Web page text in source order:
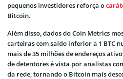
pequenos investidores reforça o
Bitcoin.
Além disso, dados do Coin Metrics
carteiras com saldo inferior a 1 BTC
mais de 35 milhões de endereços
de detentores é vista por analistas
da rede, tornando o Bitcoin mais